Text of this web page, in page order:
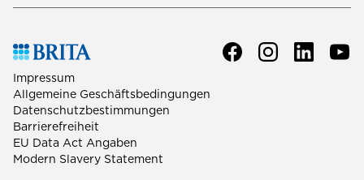
Impressum
Allgemeine Geschäftsbedingungen
Datenschutzbestimmungen
Barrierefreiheit
EU Data Act Angaben
Modern Slavery Statement